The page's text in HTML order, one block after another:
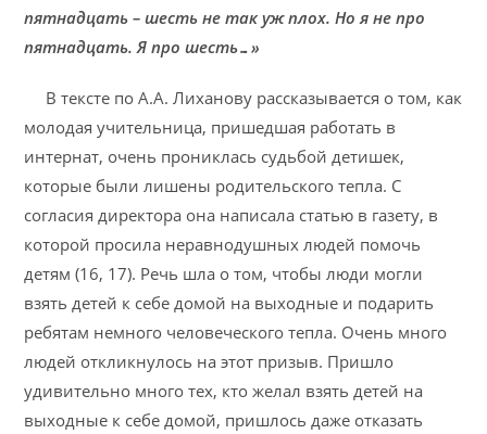
пятнадцать – шесть не так уж плох. Но я не про
пятнадцать. Я про шесть…»
В тексте по А.А. Лиханову рассказывается о том, как
молодая учительница, пришедшая работать в
интернат, очень прониклась судьбой детишек,
которые были лишены родительского тепла. С
согласия директора она написала статью в газету, в
которой просила неравнодушных людей помочь
детям (16, 17). Речь шла о том, чтобы люди могли
взять детей к себе домой на выходные и подарить
ребятам немного человеческого тепла. Очень много
людей откликнулось на этот призыв. Пришло
удивительно много тех, кто желал взять детей на
выходные к себе домой, пришлось даже отказать